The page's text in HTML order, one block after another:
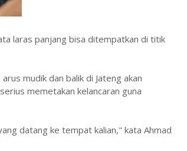
laras panjang bisa ditempatkan di titik
mudik dan balik di Jateng akan
memetakan kelancaran guna
datang ke tempat kalian," kata Ahmad